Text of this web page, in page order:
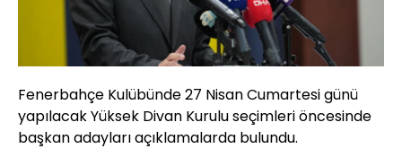
Fenerbahçe Kulübünde 27 Nisan Cumartesi günü
yapılacak Yüksek Divan Kurulu seçimleri öncesinde
başkan adayları açıklamalarda bulundu.